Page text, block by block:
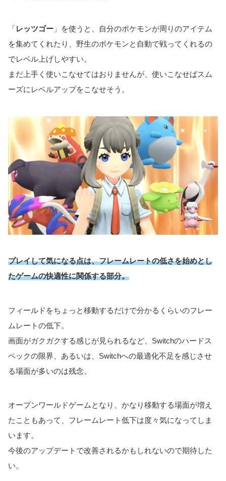
「レッツゴー 」を使うと、自分のポケモンが周りのアイテム
を集めてくれたり、野生のポケモンと自動で戦ってくれるの
でレベル上げしやすい。
まだ上手く使いこなせてはおりませんが、使いこなせばスム
ーズにレベルアップをこなせそう。
プレイして気になる点は、フレームレートの低さを始めとし
たゲームの快適性に関係する部分。
フィールドをちょっと移動するだけで分かるくらいのフレー
ムレートの低下。
画面がガクガクする感じが見られるなど、Switchのハードス
ペックの限界、あるいは、Switchへの最適化不足を感じさせ
る場面が多いのは残念。
オープンワールドゲームとなり、かなり移動する場面が増え
たこともあって、フレームレート低下は度々気になってしま
います。
今後のアップデートで改善されるかもしれないので期待した
い。